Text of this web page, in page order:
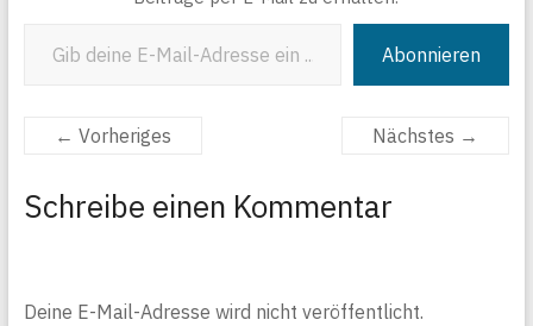
Abonnieren
← Vorheriges Nächstes →
Schreibe einen Kommentar
Deine E-Mail-Adresse wird nicht veröffentlicht.